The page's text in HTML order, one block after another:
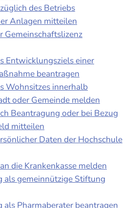
des Betriebs
Anlagen mitteilen
Gemeinschaftslizenz
Entwicklungsziels einer
beantragen
Wohnsitzes innerhalb
oder Gemeinde melden
Beantragung oder bei Bezug
mitteilen
Daten der Hochschule
die Krankenkasse melden
als gemeinnützige Stiftung
als Pharmaberater beantragen